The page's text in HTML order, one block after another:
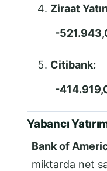
Ziraat
-
Citibank:
-
Yabancı
Bank of
miktarda net